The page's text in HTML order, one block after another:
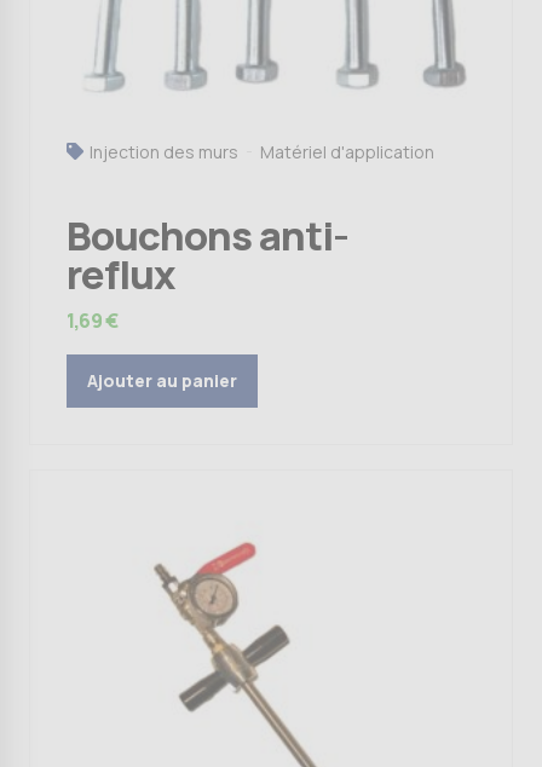
Injection des murs Matériel d'application
Bouchons anti-
reflux
1,69€
Ajouter au panier